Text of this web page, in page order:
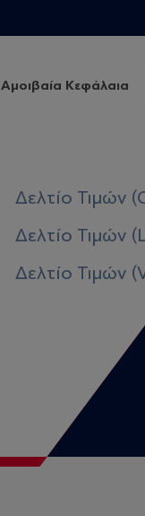
Αμοιβαία Κεφάλαια
Δελτίο Τιμών
Δελτίο Τιμών
Δελτίο Τιμών